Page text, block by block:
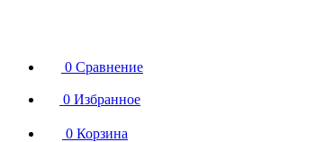
0 Сравнение
0 Избранное
0 Корзина